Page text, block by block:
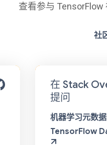
查看参与 TensorFlow
社
在 Stack
提问
机器学习元数据
TensorFlow